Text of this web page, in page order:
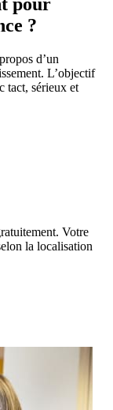
?
d’un
L’objectif
tact, sérieux et
Votre
la localisation